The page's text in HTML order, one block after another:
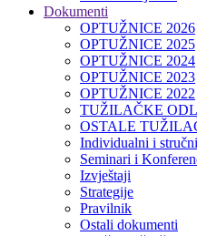
Dokumenti
OPTUŽNICE 2026
OPTUŽNICE 2025
OPTUŽNICE 2024
OPTUŽNICE 2023
OPTUŽNICE 2022
TUŽILAČKE
OSTALE
Individualni i
Seminari i
Izvještaji
Strategije
Pravilnik
Ostali dokumenti